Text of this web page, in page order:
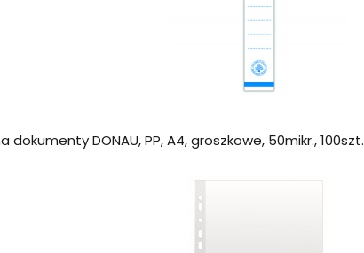
dokumenty DONAU, PP, A4, groszkowe, 50mikr., 100szt.